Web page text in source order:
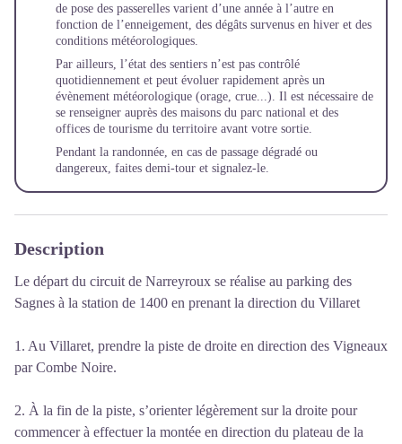
de pose des passerelles varient d’une année à l’autre en
fonction de l’enneigement, des dégâts survenus en hiver et des
conditions météorologiques.
Par ailleurs, l’état des sentiers n’est pas contrôlé
quotidiennement et peut évoluer rapidement après un
évènement météorologique (orage, crue...). Il est nécessaire de
se renseigner auprès des maisons du parc national et des
offices de tourisme du territoire avant votre sortie.
Pendant la randonnée, en cas de passage dégradé ou
dangereux, faites demi-tour et signalez-le
Description
Le départ du circuit de Narreyroux se réalise au parking des
Sagnes à la station de 1400 en prenant la direction du Villaret
1. Au Villaret, prendre la piste de droite en direction des Vigneaux
par Combe Noire.
2. À la fin de la piste, s’orienter légèrement sur la droite pour
commencer à effectuer la montée en direction du plateau de la